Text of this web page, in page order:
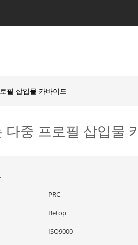
필 삽입물 카바이드
중 프로필 삽입물
PRC
Betop
ISO9000